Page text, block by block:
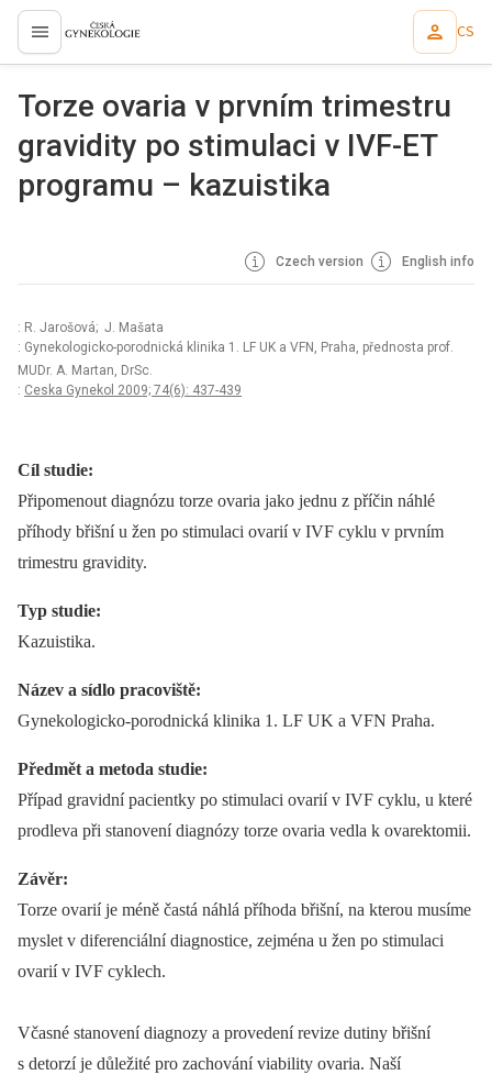
proLékaře.cz CS
Torze ovaria v prvním trimestru
gravidity po stimulaci v IVF-ET
programu – kazuistika
Czech version English info
: R. Jarošová; J. Mašata
: Gynekologicko-porodnická klinika 1. LF UK a VFN, Praha, přednosta prof.
MUDr. A. Martan, DrSc.
: Ceska Gynekol 2009; 74(6): 437-439
Cíl studie:
Připomenout diagnózu torze ovaria jako jednu z příčin náhlé
příhody břišní u žen po stimulaci ovarií v IVF cyklu v prvním
trimestru gravidity.
Typ studie:
Kazuistika.
Název a sídlo pracoviště:
Gynekologicko-porodnická klinika 1. LF UK a VFN Praha.
Předmět a metoda studie:
Případ gravidní pacientky po stimulaci ovarií v IVF cyklu, u které
prodleva při stanovení diagnózy torze ovaria vedla k ovarektomii.
Závěr:
Torze ovarií je méně častá náhlá příhoda břišní, na kterou musíme
myslet v diferenciální diagnostice, zejména u žen po stimulaci
ovarií v IVF cyklech.
Včasné stanovení diagnozy a provedení revize dutiny břišní
s detorzí je důležité pro zachování viability ovaria. Naší